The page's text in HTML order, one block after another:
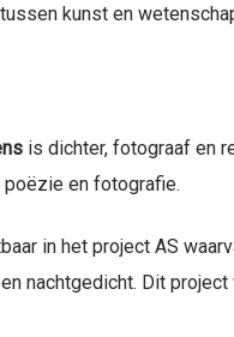
kunst en
is dichter, fotograaf en
poëzie en fotografie.
in het project AS
nachtgedicht. Dit